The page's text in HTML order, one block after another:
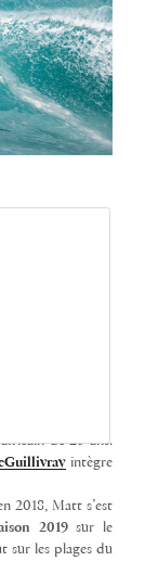
de 25 ans.
intègre
2018, Matt s’est
2019sur le
sur les plages du